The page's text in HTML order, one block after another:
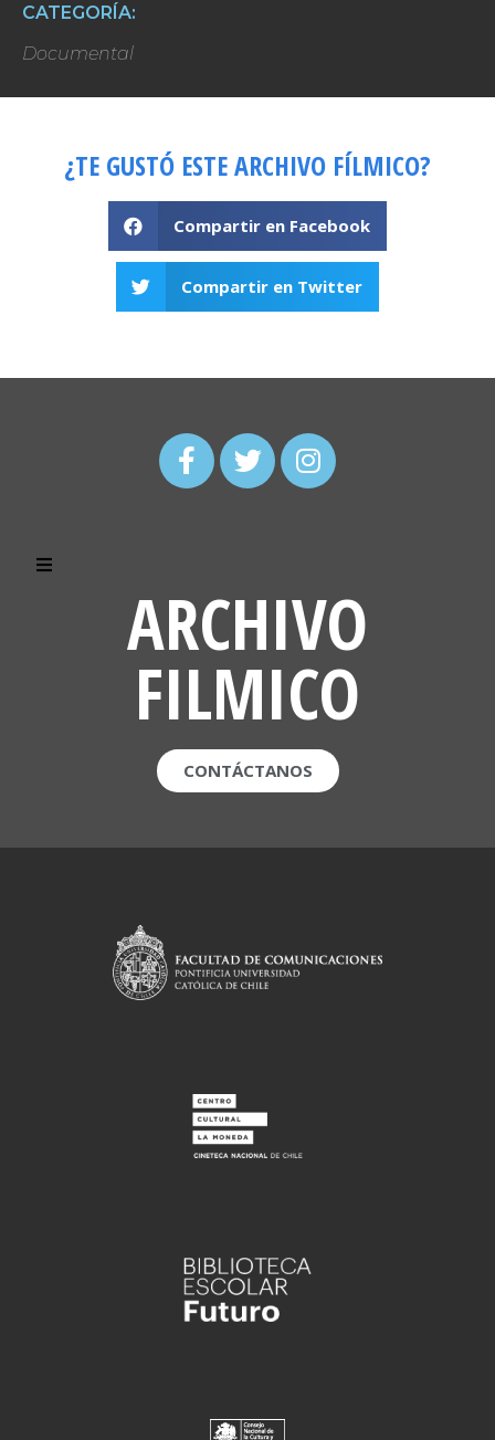
CATEGORÍA:
Documental
¿TE GUSTÓ ESTE ARCHIVO FÍLMICO?
Compartir en Facebook
Compartir en Twitter
ARCHIVO
FILMICO
CONTÁCTANOS